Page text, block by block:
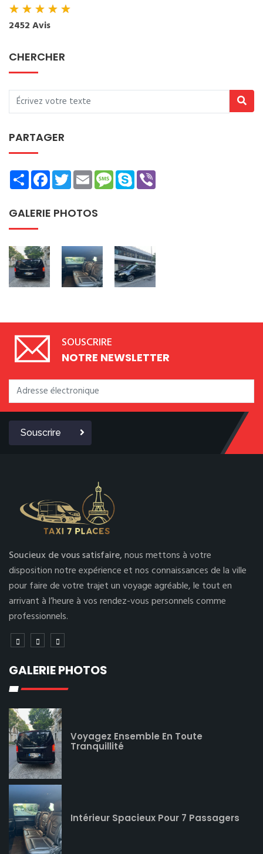
★★★★★
2452 Avis
CHERCHER
PARTAGER
ShareFacebookTwitterEmailMessage
Skype
GALERIE PHOTOS
SOUSCRIRE
NOTRE NEWSLETTER
Souscrire
Soucieux de vous satisfaire,nous mettons à votre
disposition notre expérience et nos connaissances de la ville
pour faire de votre trajet un voyage agréable, le tout en
arrivant à l’heure à vos rendez-vous personnels comme
professionnels.
GALERIE PHOTOS
Voyagez Ensemble En Toute
Tranquillité
Intérieur Spacieux Pour 7 Passagers